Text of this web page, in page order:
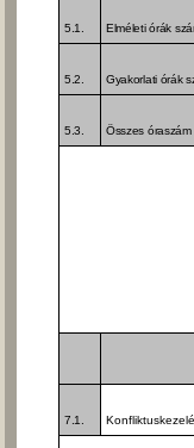
5.1. Elméleti órák
5.2. Gyakorlati órák
5.3. Összes óraszám
7.1.